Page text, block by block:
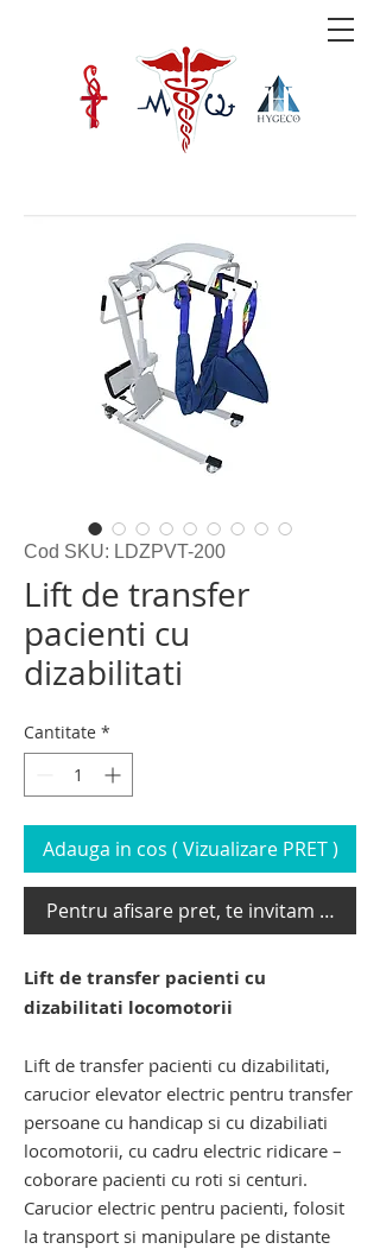
Cod SKU: LDZPVT-200
Lift de transfer
pacienti cu
dizabilitati
Cantitate *
Adauga in cos ( Vizualizare PRET )
Pentru afisare pret, te invitam sa te
Lift de transfer pacienti cu
dizabilitati locomotorii
Lift de transfer pacienti cu dizabilitati,
carucior elevator electric pentru transfer
persoane cu handicap si cu dizabiliati
locomotorii, cu cadru electric ridicare –
coborare pacienti cu roti si centuri.
Carucior electric pentru pacienti, folosit
la transport si manipulare pe distante